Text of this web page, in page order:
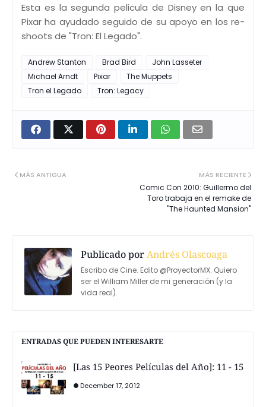
Esta es la segunda pelicula de Disney en la que
Pixar ha ayudado seguido de su apoyo en los re-
shoots de "Tron: El Legado".
Andrew Stanton Brad Bird
John Lasseter
Michael Arndt
Pixar
The Muppets
Tron el Legado
Tron: Legacy
MÁS RECIENTE
Comic Con 2010: Guillermo del
Toro trabaja en el remake de
"The Haunted Mansion"
MÁS ANTIGUA
Publicado porAndrés Olascoaga
Escribo de Cine. Edito @ProyectorMX. Quiero
ser el William Miller de mi generación (y la
vida real).
ENTRADAS QUE PUEDEN INTERESARTE
[Las 15 Peores Películas del Año]: 11 - 15
December 17, 2012